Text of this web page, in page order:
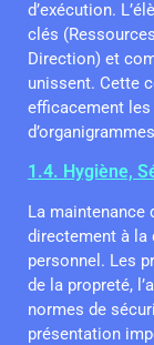
d’exécution.
clés
Direction) et
unissent. Cette
efficacement
1.4. Hygiène,
La maintenance
directement à la
personnel. Les
de la propreté,
normes de
présentation